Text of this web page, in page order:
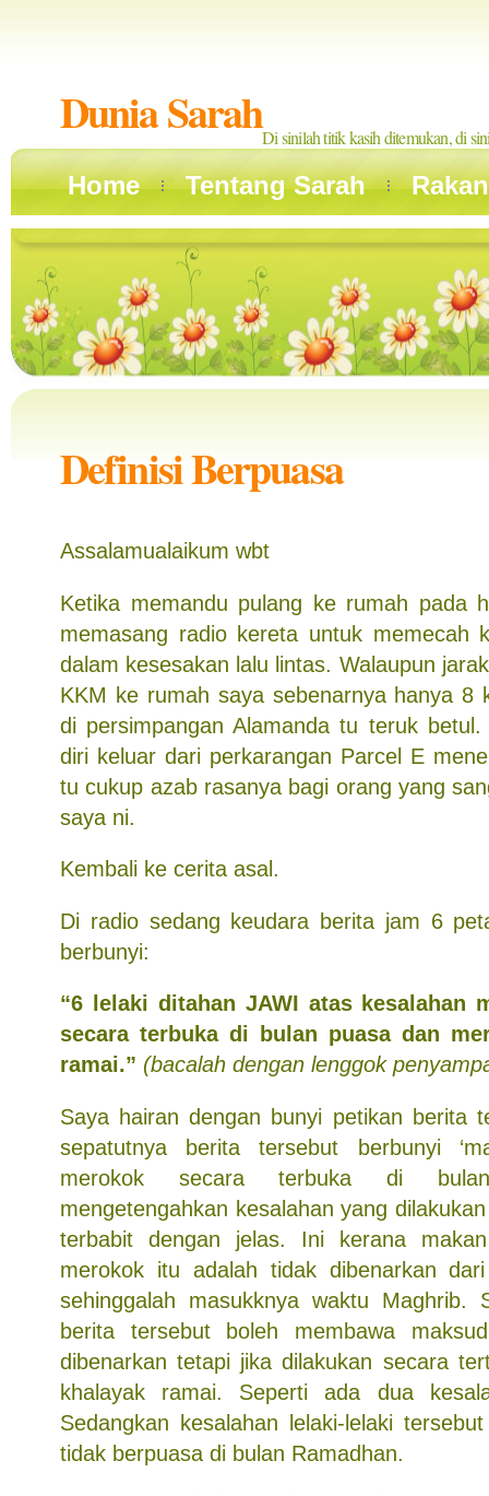
Dunia SarahDi sinilah titik kasih ditemukan, di
Home Tentang Sarah
Definisi Berpuasa
Assalamualaikum wbt
Ketika memandu pulang ke rumah pada
memasang radio kereta untuk memecah
dalam kesesakan lalu lintas. Walaupun
KKM ke rumah saya sebenarnya hanya 8
di persimpangan Alamanda tu teruk betul.
diri keluar dari perkarangan Parcel E
tu cukup azab rasanya bagi orang yang
saya ni.
Kembali ke cerita asal.
Di radio sedang keudara berita jam 6
berbunyi:
“6 lelaki ditahan JAWI atas kesalahan
secara terbuka di bulan puasa dan
ramai.” (bacalah dengan lenggok
Saya hairan dengan bunyi petikan berita
sepatutnya berita tersebut berbunyi
merokok secara terbuka di
mengetengahkan kesalahan yang
terbabit dengan jelas. Ini kerana
merokok itu adalah tidak dibenarkan
sehinggalah masukknya waktu Maghrib.
berita tersebut boleh membawa
dibenarkan tetapi jika dilakukan secara
khalayak ramai. Seperti ada dua
Sedangkan kesalahan lelaki-lelaki
tidak berpuasa di bulan Ramadhan.